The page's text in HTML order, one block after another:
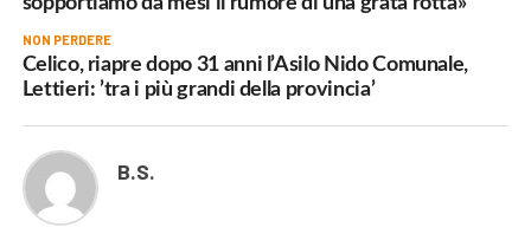
NON PERDERE
Celico, riapre dopo 31 anni l’Asilo Nido Comunale,
Lettieri: ’tra i più grandi della provincia’
B.S.